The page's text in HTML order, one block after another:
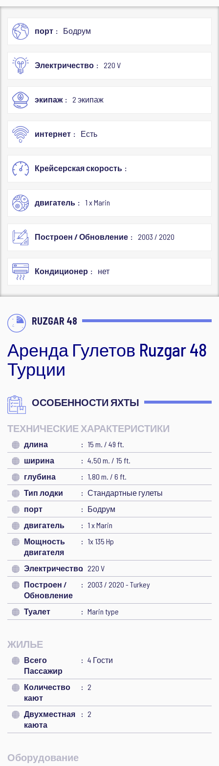
порт Бодрум
Электричество 220 V
экипаж 2 экипаж
интернет Есть
Крейсерская скорость
двигатель 1 x Marin
Построен / Обновление 2003 / 2020
Кондиционер нет
RUZGAR 48
Аренда Гулетов Ruzgar 48
Турции
ОСОБЕННОСТИ ЯХТЫ
ТЕХНИЧЕСКИЕ ХАРАКТЕРИСТИКИ
длина
15 m. / 49 ft.
ширина
4,50 m. / 15 ft.
глубина
1,80 m. / 6 ft.
Тип лодки
Стандартные гулеты
порт
Бодрум
двигатель
1 x Marin
Мощность
двигателя
1x 135 Hp
Электричество 220 V
Построен /
Обновление
2003 / 2020 - Turkey
Туалет Marin type
ЖИЛЬЕ
Всего
Пассажир
4 Гости
Количество
кают
2
Двухместная
каюта
2
Оборудование